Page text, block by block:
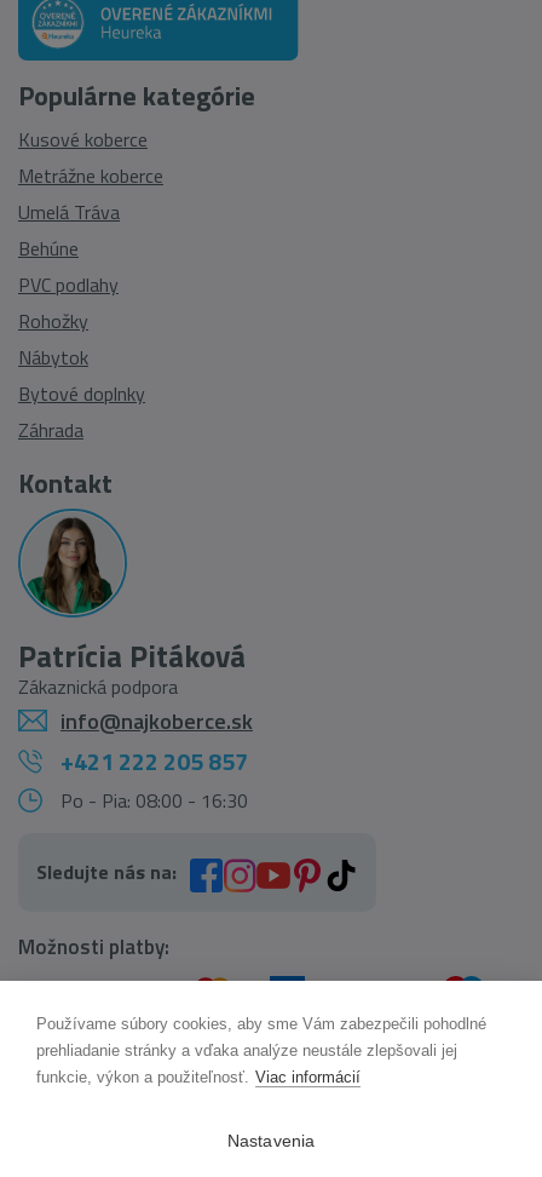
Populárne kategórie
Kusové koberce
Metrážne koberce
Umelá Tráva
Behúne
PVC podlahy
Rohožky
Nábytok
Bytové doplnky
Záhrada
Kontakt
Patrícia Pitáková
Zákaznická podpora
info@najkoberce.sk
+421 222 205 857
Po - Pia: 08:00 - 16:30
Sledujte nás na:
Možnosti platby:
Používame súbory cookies, aby sme Vám zabezpečili pohodlné
prehliadanie stránky a vďaka analýze neustále zlepšovali jej
funkcie, výkon a použiteľnosť. Viac informácií
Nastavenia
AI pomocník Maxík
Online